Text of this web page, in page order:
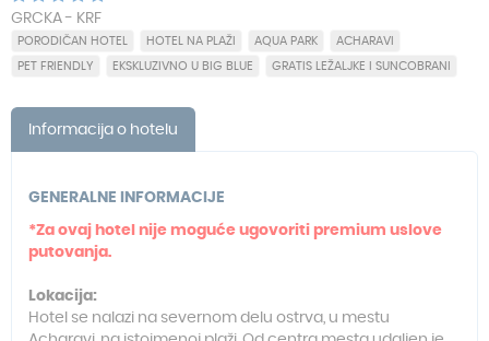
GRCKA - KRF
PORODIČAN HOTEL HOTEL NA PLAŽI AQUA PARK ACHARAVI
PET FRIENDLY EKSKLUZIVNO U BIG BLUE GRATIS LEŽALJKE I SUNCOBRANI
Informacija o hotelu
GENERALNE INFORMACIJE
*Za ovaj hotel nije moguće ugovoriti premium uslove
putovanja.
Lokacija:
Hotel se nalazi na severnom delu ostrva, u mestu